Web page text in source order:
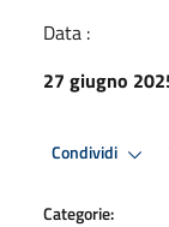
Data :
27 giugno
Condividi
Categorie: